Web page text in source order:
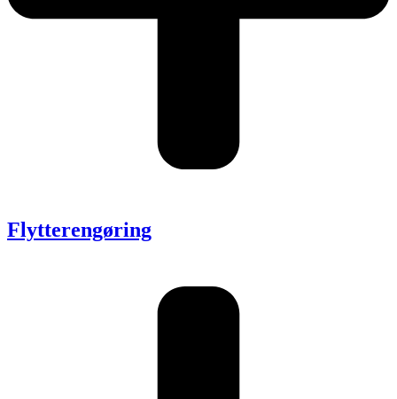
Flytterengøring